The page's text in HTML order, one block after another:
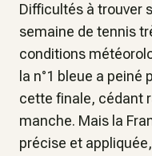
Difficultés à trouver
semaine de tennis
conditions
la n°1 bleue a
cette finale, cédant
manche. Mais la
précise et